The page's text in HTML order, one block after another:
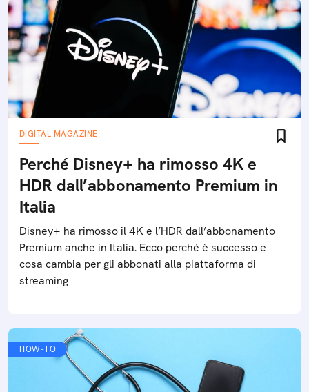
DIGITAL MAGAZINE
Perché Disney+ ha rimosso 4K e
HDR dall’abbonamento Premium in
Italia
Disney+ ha rimosso il 4K e l’HDR dall’abbonamento
Premium anche in Italia. Ecco perché è successo e
cosa cambia per gli abbonati alla piattaforma di
streaming
HOW-TO